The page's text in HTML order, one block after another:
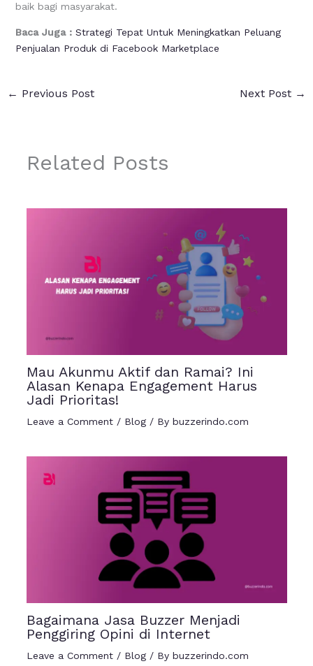
baik bagi masyarakat.
Baca Juga : Strategi Tepat Untuk Meningkatkan Peluang
Penjualan Produk di Facebook Marketplace
← Previous Post Next Post →
Related Posts
Mau Akunmu Aktif dan Ramai? Ini
Alasan Kenapa Engagement Harus
Jadi Prioritas!
Leave a Comment / Blog/ By buzzerindo.com
Bagaimana Jasa Buzzer Menjadi
Penggiring Opini di Internet
Leave a Comment / Blog/ By buzzerindo.com